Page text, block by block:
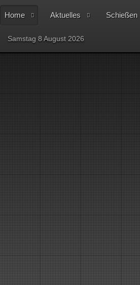
Home Aktuelles Schießen
Samstag 8 August 2026